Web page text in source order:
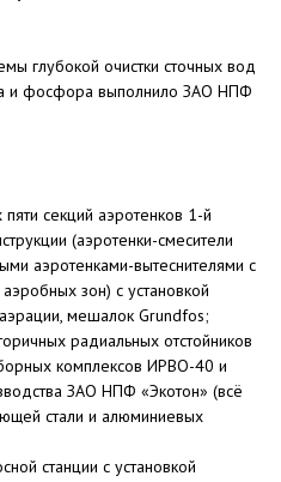
глубокой очистки сточных вод
и фосфора выполнило ЗАО НПФ
секций аэротенков 1-й
(аэротенки-смесители
аэротенками-вытеснителями с
зон) с установкой
мешалок Grundfos;
радиальных отстойников
комплексов ИРВО-40 и
ЗАО НПФ «Экотон» (всё
стали и алюминиевых
станции с установкой